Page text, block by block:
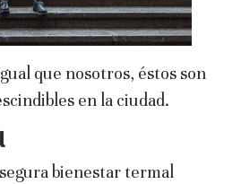
que nosotros, éstos son
en la ciudad.
bienestar termal